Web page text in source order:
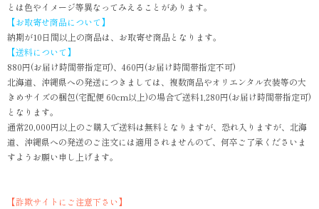
とは色やイメージ等異なってみえることがあります。
【お取寄せ商品について】
納期が10日間以上の商品は、お取寄せ商品となります。
【送料について】
880円(お届け時間帯指定可)、460円(お届け時間帯指定不可)
北海道、沖縄県への発送につきましては、複数商品やオリエンタル衣装等の大
きめサイズの梱包(宅配便 60cm以上)の場合で送料1,280円(お届け時間帯指定可)
となります。
通常20,000円以上のご購入で送料は無料となりますが、恐れ入りますが、北海
道、沖縄県への発送のご注文には適用されませんので、何卒ご了承くださいま
すようお願い申し上げます。
【詐欺サイトにご注意下さい】